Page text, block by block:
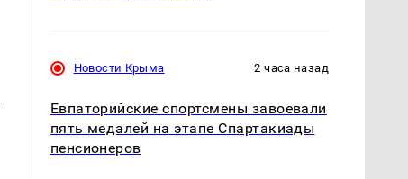
Новости Крыма 2 часа назад
Евпаторийские спортсмены завоевали
пять медалей на этапе Спартакиады
пенсионеров